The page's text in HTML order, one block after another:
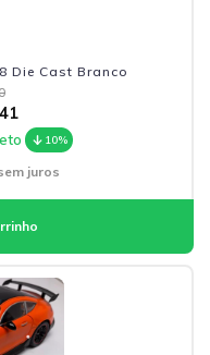
Die Cast Branco
10%
juros